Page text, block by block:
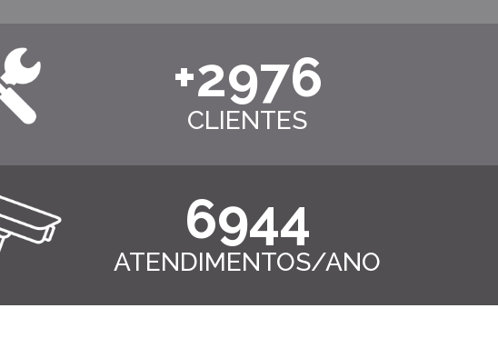
+3000
CLIENTES
7000
ATENDIMENTOS/ANO